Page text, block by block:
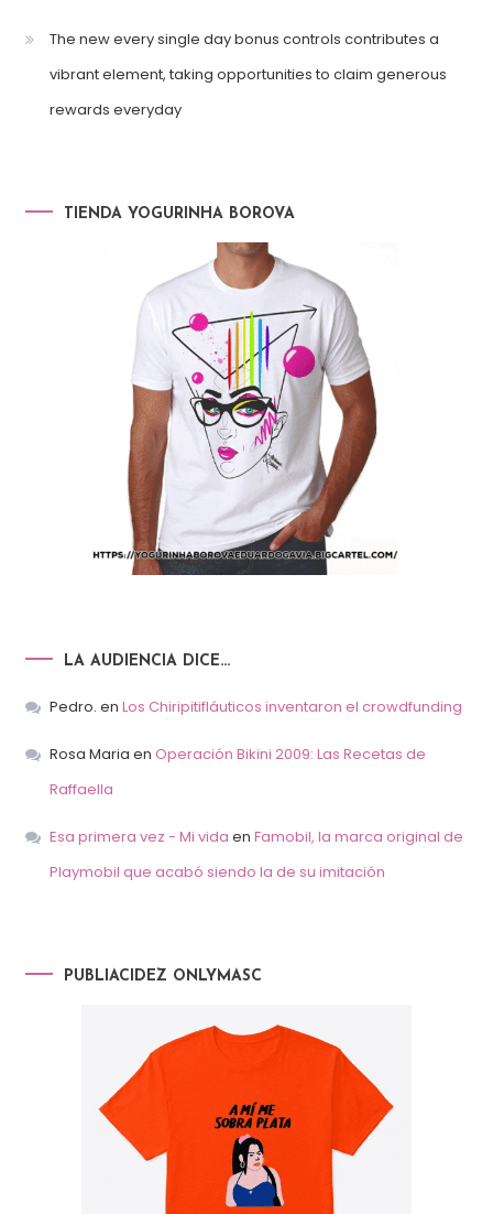
The new every single day bonus controls contributes a
vibrant element, taking opportunities to claim generous
rewards everyday
TIENDA YOGURINHA BOROVA
LA AUDIENCIA DICE…
Pedro. en Los Chiripitifláuticos inventaron el crowdfunding
Rosa Maria en Operación Bikini 2009: Las Recetas de
Raffaella
Esa primera vez - Mi vida en Famobil, la marca original de
Playmobil que acabó siendo la de su imitación
PUBLIACIDEZ ONLYMASC